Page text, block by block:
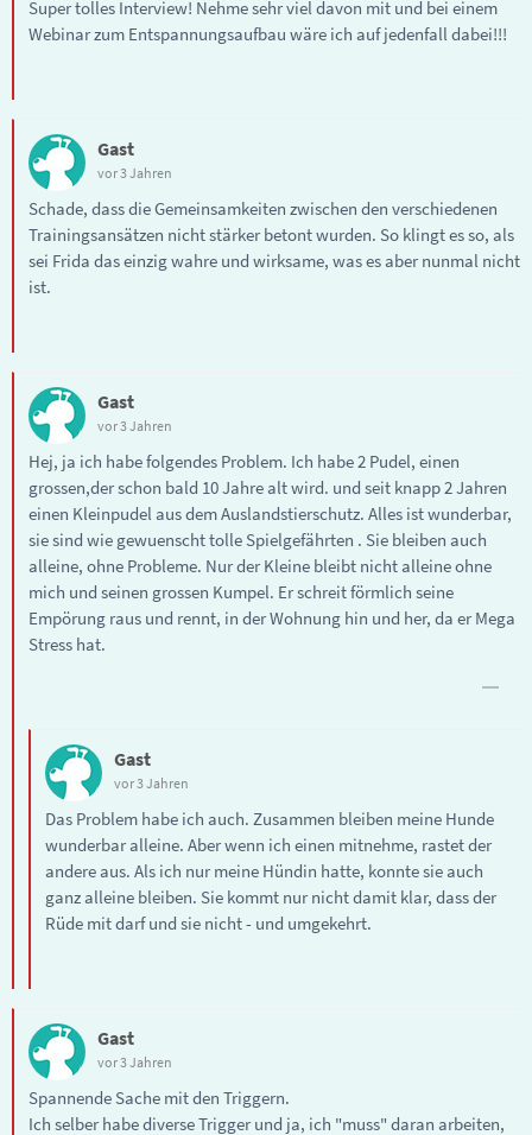
Super tolles Interview! Nehme sehr viel davon mit und bei einem
Webinar zum Entspannungsaufbau wäre ich auf jedenfall dabei!!!
Gast
vor 3 Jahren
Schade, dass die Gemeinsamkeiten zwischen den verschiedenen
Trainingsansätzen nicht stärker betont wurden. So klingt es so, als
sei Frida das einzig wahre und wirksame, was es aber nunmal nicht
ist.
Gast
vor 3 Jahren
Hej, ja ich habe folgendes Problem. Ich habe 2 Pudel, einen
grossen,der schon bald 10 Jahre alt wird. und seit knapp 2 Jahren
einen Kleinpudel aus dem Auslandstierschutz. Alles ist wunderbar,
sie sind wie gewuenscht tolle Spielgefährten . Sie bleiben auch
alleine, ohne Probleme. Nur der Kleine bleibt nicht alleine ohne
mich und seinen grossen Kumpel. Er schreit förmlich seine
Empörung raus und rennt, in der Wohnung hin und her, da er Mega
Stress hat.
Gast
vor 3 Jahren
Das Problem habe ich auch. Zusammen bleiben meine Hunde
wunderbar alleine. Aber wenn ich einen mitnehme, rastet der
andere aus. Als ich nur meine Hündin hatte, konnte sie auch
ganz alleine bleiben. Sie kommt nur nicht damit klar, dass der
Rüde mit darf und sie nicht - und umgekehrt.
Gast
vor 3 Jahren
Spannende Sache mit den Triggern.
Ich selber habe diverse Trigger und ja, ich "muss" daran arbeiten,